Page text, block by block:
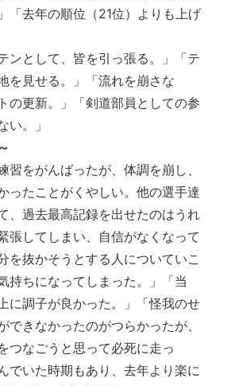
「去年の順位（21位）よりも上げ
ンとして、皆を引っ張る。」「テ
を見せる。」「流れを崩さな
の更新。」「剣道部員としての参
い。」
習をがんばったが、体調を崩し、
ったことがくやしい。他の選手達
、過去最高記録を出せたのはうれ
張してしまい、自信がなくなって
を抜かそうとする人についていこ
持ちになってしまった。」「当
に調子が良かった。」「怪我のせ
できなかったのがつらかったが、
つなごうと思って必死に走っ
でいた時期もあり、去年より楽に